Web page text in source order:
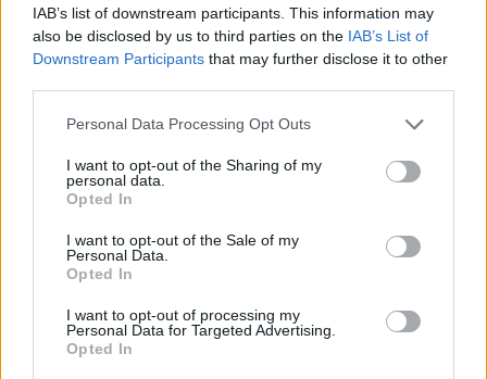
IAB’s list of downstream participants. This information may
also be disclosed by us to third parties on the IAB’s List of
Downstream Participants that may further disclose it to other
Personal Data Processing Opt Outs
I want to opt-out of the Sharing of my
personal data.
Opted In
I want to opt-out of the Sale of my
Personal Data.
Opted In
I want to opt-out of processing my
Personal Data for Targeted Advertising.
Opted In
A cég a terjeszkedés érdekében együttműködési
megállapodást kötött az Airport Hotel Budapesttel, így a
parkolóját, innen pedig ingyenes transzferrel juthatnak át
az érintettek a repülőtérre. A társaság közleménye szerint a
megállapodás részeként...
KEDVES OLVASÓNK!
tartozik, melynek olvasása előfizetéses
regisztrációhoz kötött.